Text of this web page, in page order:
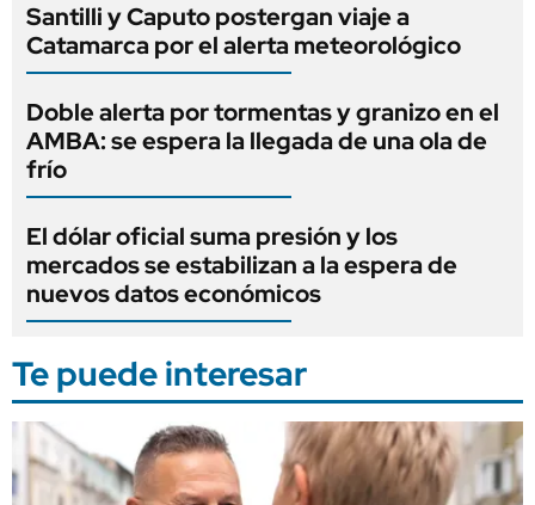
Santilli y Caputo postergan viaje a
Catamarca por el alerta meteorológico
Doble alerta por tormentas y granizo en el
AMBA: se espera la llegada de una ola de
frío
El dólar oficial suma presión y los
mercados se estabilizan a la espera de
nuevos datos económicos
Te puede interesar